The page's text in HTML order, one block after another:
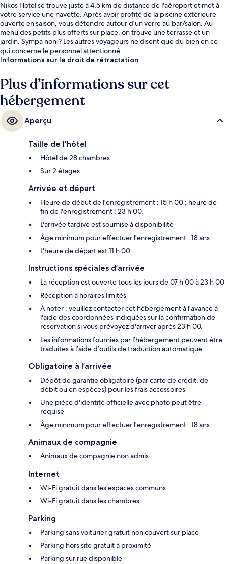
Nikos Hotel se trouve juste à 4,5 km de distance de l'aéroport et met à
votre service une navette. Après avoir profité de la piscine extérieure
ouverte en saison, vous détendre autour d'un verre au bar/salon. Au
menu des petits plus offerts sur place, on trouve une terrasse et un
jardin. Sympa non ? Les autres voyageurs ne disent que du bien en ce
qui concerne le personnel attentionné.
Informations sur le droit de rétractation
Plus d’informations sur cet
hébergement
Aperçu
Taille de l'hôtel
Hôtel de 28 chambres
Sur 2 étages
Arrivée et départ
Heure de début de l'enregistrement : 15 h 00 ; heure de
fin de l'enregistrement : 23 h 00.
L'arrivée tardive est soumise à disponibilité
Âge minimum pour effectuer l'enregistrement : 18 ans
L'heure de départ est 11 h 00
Instructions spéciales d’arrivée
La réception est ouverte tous les jours de 07 h 00 à 23 h 00
Réception à horaires limités
À noter : veuillez contacter cet hébergement à l'avance à
l'aide des coordonnées indiquées sur la confirmation de
réservation si vous prévoyez d'arriver après 23 h 00.
Les informations fournies par l’hébergement peuvent être
traduites à l’aide d’outils de traduction automatique
Obligatoire à l’arrivée
Dépôt de garantie obligatoire (par carte de crédit, de
débit ou en espèces) pour les frais accessoires
Une pièce d'identité officielle avec photo peut être
requise
Âge minimum pour effectuer l'enregistrement : 18 ans
Animaux de compagnie
Animaux de compagnie non admis
Internet
Wi-Fi gratuit dans les espaces communs
Wi-Fi gratuit dans les chambres
Parking
Parking sans voiturier gratuit non couvert sur place
Parking hors site gratuit à proximité
Parking sur rue disponible